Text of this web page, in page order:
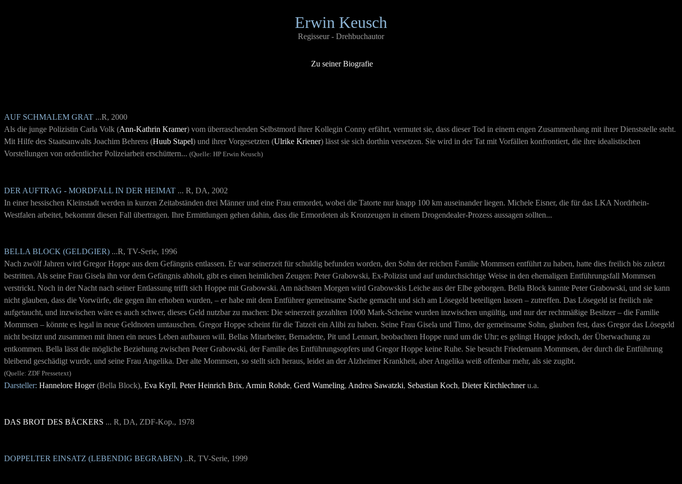
Erwin Keusch
Regisseur - Drehbuchautor
Zu seiner Biografie
AUF SCHMALEM GRAT ...R, 2000
Als die junge Polizistin Carla Volk (Ann-Kathrin Kramer) vom überraschenden Selbstmord ihrer Kollegin Conny erfährt, vermutet sie, dass dieser Tod in einem engen Zusammenhang mit ihrer Dienststelle steht.
Mit Hilfe des Staatsanwalts Joachim Behrens (Huub Stapel) und ihrer Vorgesetzten (Ulrike Kriener) lässt sie sich dorthin versetzen. Sie wird in der Tat mit Vorfällen konfrontiert, die ihre idealistischen
Vorstellungen von ordentlicher Polizeiarbeit erschüttern... (Quelle: HP Erwin Keusch)
DER AUFTRAG - MORDFALL IN DER HEIMAT ... R, DA, 2002
In einer hessischen Kleinstadt werden in kurzen Zeitabständen drei Männer und eine Frau ermordet, wobei die Tatorte nur knapp 100 km auseinander liegen. Michele Eisner, die für das LKA Nordrhein-
Westfalen arbeitet, bekommt diesen Fall übertragen. Ihre Ermittlungen gehen dahin, dass die Ermordeten als Kronzeugen in einem Drogendealer-Prozess aussagen sollten...
BELLA BLOCK (GELDGIER) ...R, TV-Serie, 1996
Nach zwölf Jahren wird Gregor Hoppe aus dem Gefängnis entlassen. Er war seinerzeit für schuldig befunden worden, den Sohn der reichen Familie Mommsen entführt zu haben, hatte dies freilich bis zuletzt
bestritten. Als seine Frau Gisela ihn vor dem Gefängnis abholt, gibt es einen heimlichen Zeugen: Peter Grabowski, Ex-Polizist und auf undurchsichtige Weise in den ehemaligen Entführungsfall Mommsen
verstrickt. Noch in der Nacht nach seiner Entlassung trifft sich Hoppe mit Grabowski. Am nächsten Morgen wird Grabowskis Leiche aus der Elbe geborgen. Bella Block kannte Peter Grabowski, und sie kann
nicht glauben, dass die Vorwürfe, die gegen ihn erhoben wurden, – er habe mit dem Entführer gemeinsame Sache gemacht und sich am Lösegeld beteiligen lassen – zutreffen. Das Lösegeld ist freilich nie
aufgetaucht, und inzwischen wäre es auch schwer, dieses Geld nutzbar zu machen: Die seinerzeit gezahlten 1000 Mark-Scheine wurden inzwischen ungültig, und nur der rechtmäßige Besitzer – die Familie
Mommsen – könnte es legal in neue Geldnoten umtauschen. Gregor Hoppe scheint für die Tatzeit ein Alibi zu haben. Seine Frau Gisela und Timo, der gemeinsame Sohn, glauben fest, dass Gregor das Lösegeld
nicht besitzt und zusammen mit ihnen ein neues Leben aufbauen will. Bellas Mitarbeiter, Bernadette, Pit und Lennart, beobachten Hoppe rund um die Uhr; es gelingt Hoppe jedoch, der Überwachung zu
entkommen. Bella lässt die mögliche Beziehung zwischen Peter Grabowski, der Familie des Entführungsopfers und Gregor Hoppe keine Ruhe. Sie besucht Friedemann Mommsen, der durch die Entführung
bleibend geschädigt wurde, und seine Frau Angelika. Der alte Mommsen, so stellt sich heraus, leidet an der Alzheimer Krankheit, aber Angelika weiß offenbar mehr, als sie zugibt.
(Quelle: ZDF Pressetext)
Darsteller: Hannelore Hoger(Bella Block), Eva Kryll, Peter Heinrich Brix, Armin Rohde, Gerd Wameling, Andrea Sawatzki, Sebastian Koch, Dieter Kirchlechneru.a.
DAS BROT DES BÄCKERS ... R, DA, ZDF-Kop., 1978
DOPPELTER EINSATZ (LEBENDIG BEGRABEN) ..R, TV-Serie, 1999